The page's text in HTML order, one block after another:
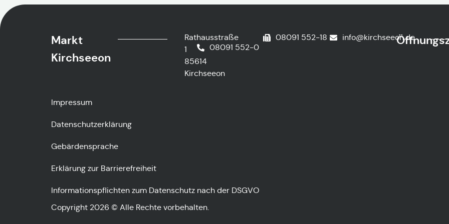
Markt
Kirchseeon
Rathausstraße
1
85614
Kirchseeon
08091 552-0
08091 552-18 info@kirchseeon.de
Impressum
Datenschutzerklärung
Gebärdensprache
Erklärung zur Barrierefreiheit
Informationspflichten zum Datenschutz nach der DSGVO
Copyright 2026 © Alle Rechte vorbehalten.